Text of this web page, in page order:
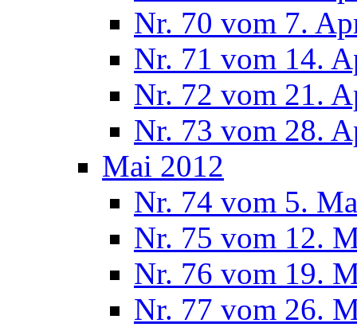
Nr. 70 vom 7.
Nr. 71 vom 14.
Nr. 72 vom 21.
Nr. 73 vom 28.
Mai 2012
Nr. 74 vom 5.
Nr. 75 vom 12.
Nr. 76 vom 19.
Nr. 77 vom 26.